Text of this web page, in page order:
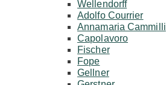
Wellendorff
Adolfo Courrier
Annamaria Cammilli
Capolavoro
Fischer
Fope
Gellner